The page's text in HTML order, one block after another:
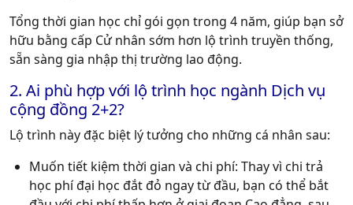
Tổng thời gian học chỉ gói gọn trong 4 năm, giúp bạn sở
hữu bằng cấp Cử nhân sớm hơn lộ trình truyền thống,
sẵn sàng gia nhập thị trường lao động.
2. Ai phù hợp với lộ trình học ngành Dịch vụ
cộng đồng 2+2?
Lộ trình này đặc biệt lý tưởng cho những cá nhân sau:
Muốn tiết kiệm thời gian và chi phí: Thay vì chi trả
học phí đại học đắt đỏ ngay từ đầu, bạn có thể bắt